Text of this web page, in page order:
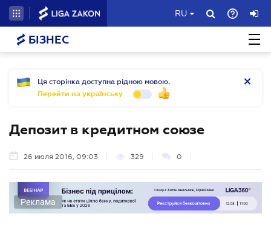
RU
БІЗНЕС
Ця сторінка доступна рідною мовою.
Перейти на українську
Депозит в кредитном союзе
26 июля 2016, 09:03 329 0
Реклама